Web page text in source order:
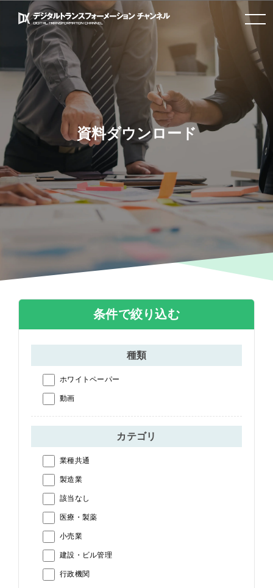
toggle
navigation
資料ダウンロード
条件で絞り込む
種類
ホワイトペーパー
動画
カテゴリ
業種共通
製造業
該当なし
医療・製薬
小売業
建設・ビル管理
行政機関